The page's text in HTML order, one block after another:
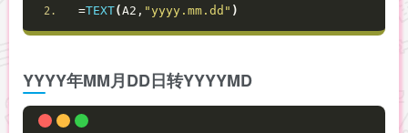
=TEXT(A2, "yyyy.mm.dd" )
YYYY年MM月DD日转YYYYMD